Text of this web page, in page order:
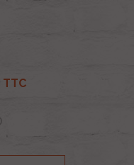
TTC